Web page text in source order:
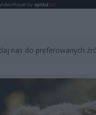
nas do preferowanych